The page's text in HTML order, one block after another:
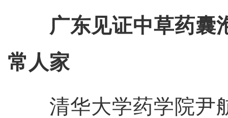
广东见证中草药囊
常人家
清华大学药学院尹